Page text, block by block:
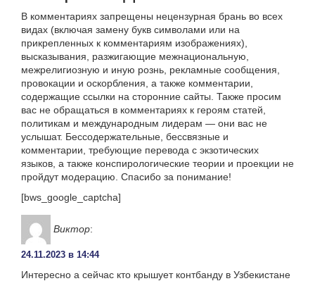
В комментариях запрещены нецензурная брань во всех
видах (включая замену букв символами или на
прикрепленных к комментариям изображениях),
высказывания, разжигающие межнациональную,
межрелигиозную и иную рознь, рекламные сообщения,
провокации и оскорбления, а также комментарии,
содержащие ссылки на сторонние сайты. Также просим
вас не обращаться в комментариях к героям статей,
политикам и международным лидерам — они вас не
услышат. Бессодержательные, бессвязные и
комментарии, требующие перевода с экзотических
языков, а также конспирологические теории и проекции не
пройдут модерацию. Спасибо за понимание!
[bws_google_captcha]
Виктор:
24.11.2023 в 14:44
Интересно а сейчас кто крышует контбанду в Узбекистане